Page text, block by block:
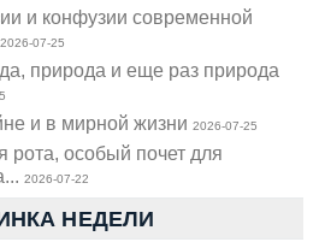
и конфузии современной
2026-07-25
природа и еще раз природа
и в мирной жизни2026-07-25
рота, особый почет для
2026-07-22
НЕДЕЛИ